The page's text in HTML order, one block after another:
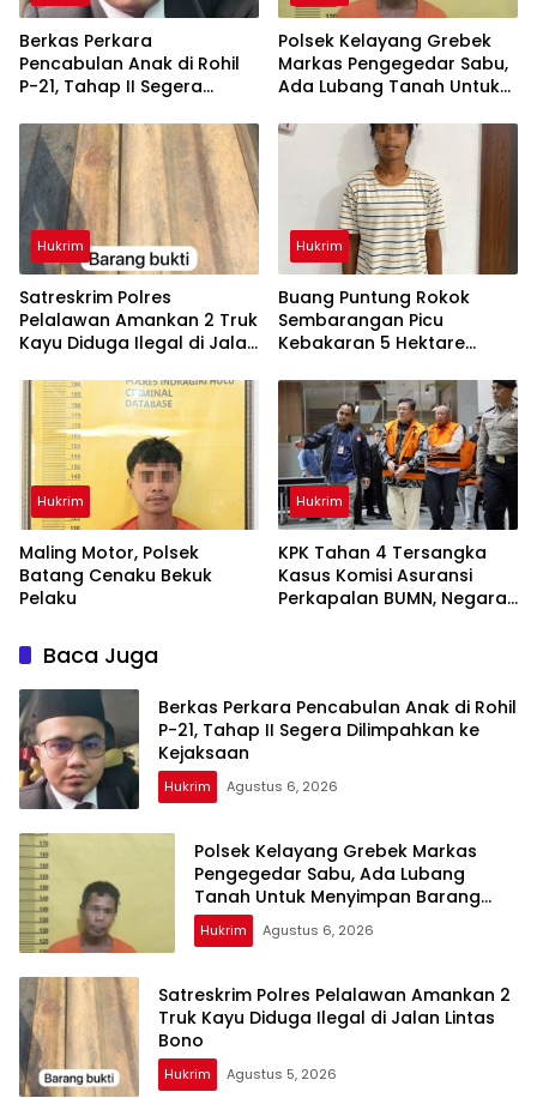
Berkas Perkara
Pencabulan Anak di Rohil
P-21, Tahap II Segera
Polsek Kelayang Grebek
Markas Pengegedar Sabu,
Ada Lubang Tanah Untuk
Hukrim
Satreskrim Polres
Pelalawan Amankan 2 Truk
Kayu Diduga Ilegal di Jalan
Hukrim
Buang Puntung Rokok
Sembarangan Picu
Kebakaran 5 Hektare
Dibekuk Polisi
Hukrim
Maling Motor, Polsek
Batang Cenaku Bekuk
Hukrim
KPK Tahan 4 Tersangka
Kasus Komisi Asuransi
Perkapalan BUMN, Negara
Baca Juga
Berkas Perkara Pencabulan Anak di Rohil
P-21, Tahap II Segera Dilimpahkan ke
Kejaksaan
Hukrim Agustus 6, 2026
Polsek Kelayang Grebek Markas
Pengegedar Sabu, Ada Lubang
Tanah Untuk Menyimpan Barang
Bukti
Hukrim Agustus 6, 2026
Satreskrim Polres Pelalawan Amankan 2
Truk Kayu Diduga Ilegal di Jalan Lintas
Bono
Hukrim Agustus 5, 2026